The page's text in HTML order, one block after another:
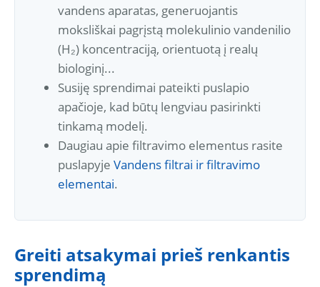
vandens aparatas, generuojantis
moksliškai pagrįstą molekulinio vandenilio
(H₂) koncentraciją, orientuotą į realų
biologinį...
Susiję sprendimai pateikti puslapio
apačioje, kad būtų lengviau pasirinkti
tinkamą modelį.
Daugiau apie filtravimo elementus rasite
puslapyje Vandens filtrai ir filtravimo
elementai.
Greiti atsakymai prieš renkantis
sprendimą